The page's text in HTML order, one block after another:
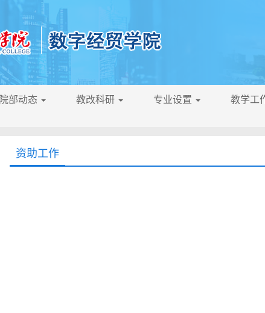
院部动态 教改科研 专业设置 教学工
资助工作